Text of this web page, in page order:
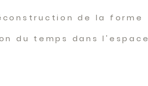
construction de la forme
du temps dans l'espace